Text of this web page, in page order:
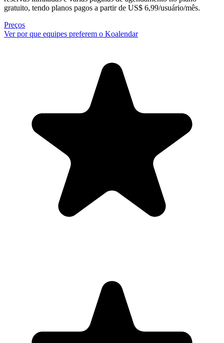
gratuito, tendo planos pagos a partir de US$ 6,99/usuário/mês.
Preços
Ver por que equipes preferem o Koalendar